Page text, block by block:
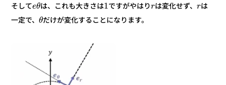
そしてeθは、これも大きさは1ですがやはりrは変化せず、rは
一定で、θだけが変化することになります。